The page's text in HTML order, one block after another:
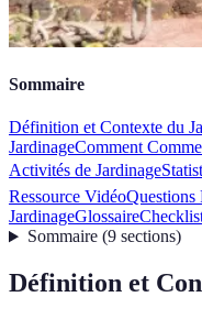
Sommaire
Définition et Contexte du
JardinageComment
Activités de Jardinage
Ressource VidéoQuestions
JardinageGlossaire
Sommaire(9 sections)
Définition et